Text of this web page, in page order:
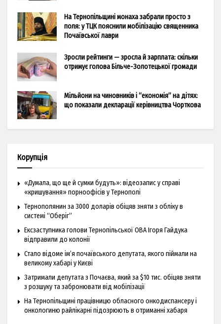
На Тернопільщині монаха забрали просто з
поля: у ТЦК пояснили мобілізацію священника
Почаївської лаври
Зросли рейтинги — зросла й зарплата: скільки
отримує голова Більче-Золотецької громади
Мільйони на чиновників і “економія” на дітях:
що показали декларації керівництва Чорткова
Корупція
«Думала, що ще й сумки будуть»: відеозапис у справі
«кришування» порноофісів у Тернополі
Тернополянин за 3000 доларів обіцяв зняти з обліку в
системі “Оберіг”
Ексзаступника голови Тернопільської ОВА Ігоря Гайдука
відправили до колонії
Стало відоме ім’я почаївського депутата, якого піймали на
великому хабарі у Києві
Затримали депутата з Почаєва, який за $10 тис. обіцяв зняти
з розшуку та забронювати від мобілізації
На Тернопільщині працівницю обласного онкодиспансеру і
онкологиню райлікарні підозрюють в отриманні хабаря